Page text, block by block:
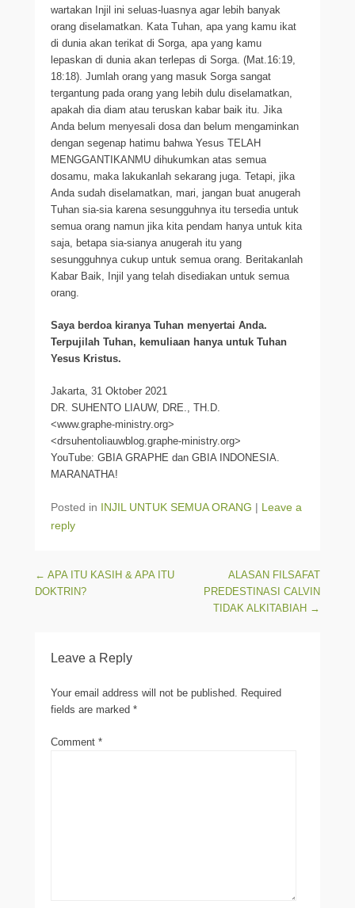
wartakan Injil ini seluas-luasnya agar lebih banyak
orang diselamatkan. Kata Tuhan, apa yang kamu ikat
di dunia akan terikat di Sorga, apa yang kamu
lepaskan di dunia akan terlepas di Sorga. (Mat.16:19,
18:18). Jumlah orang yang masuk Sorga sangat
tergantung pada orang yang lebih dulu diselamatkan,
apakah dia diam atau teruskan kabar baik itu. Jika
Anda belum menyesali dosa dan belum mengaminkan
dengan segenap hatimu bahwa Yesus TELAH
MENGGANTIKANMU dihukumkan atas semua
dosamu, maka lakukanlah sekarang juga. Tetapi, jika
Anda sudah diselamatkan, mari, jangan buat anugerah
Tuhan sia-sia karena sesungguhnya itu tersedia untuk
semua orang namun jika kita pendam hanya untuk kita
saja, betapa sia-sianya anugerah itu yang
sesungguhnya cukup untuk semua orang. Beritakanlah
Kabar Baik, Injil yang telah disediakan untuk semua
orang.
Saya berdoa kiranya Tuhan menyertai Anda.
Terpujilah Tuhan, kemuliaan hanya untuk Tuhan
Yesus Kristus.
Jakarta, 31 Oktober 2021
DR. SUHENTO LIAUW, DRE., TH.D.
<www.graphe-ministry.org>
<drsuhentoliauwblog.graphe-ministry.org>
YouTube: GBIA GRAPHE dan GBIA INDONESIA.
MARANATHA!
Posted in INJIL UNTUK SEMUA ORANG | Leave a
reply
Post navigation
← APA ITU KASIH & APA ITU
DOKTRIN?
ALASAN FILSAFAT
PREDESTINASI CALVIN
TIDAK ALKITABIAH →
Leave a Reply
Your email address will not be published. Required
fields are marked *
Comment *